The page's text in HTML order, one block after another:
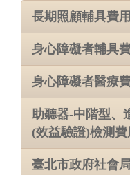
長期照顧輔具費
身心障礙者輔具
身心障礙者醫療
助聽器-中階型、
(效益驗證)檢測
臺北市政府社會